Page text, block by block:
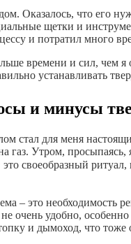
Оказалось, что его
щетки и
и потратил много
времени и сил, чем
устанавливать
и минусы
стал для меня
газ. Утром,
своеобразный
это необходимость
очень удобно,
и дымоход, что